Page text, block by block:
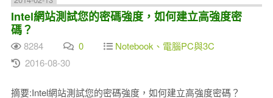
Intel網站測試您的密碼強度，如何建立高強度密
碼？
8284 0
Notebook、電腦PC與3C
2016-08-30
摘要:Intel網站測試您的密碼強度，如何建立高強度密碼？